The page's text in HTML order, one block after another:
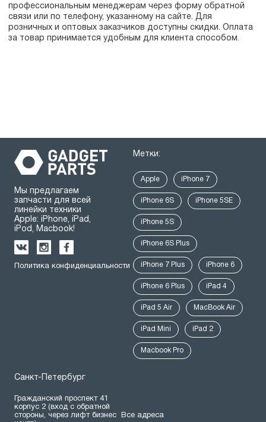
профессиональным менеджерам через форму обратной
связи или по телефону, указанному на сайте. Для
розничных и оптовых заказчиков доступны скидки. Оплата
за товар принимается удобным для клиента способом.
Мы предлагаем
запчасти для всей
линейки техники
Apple: iPhone, iPad,
iPod, Macbook!
Политика конфиденциальности
Метки:
Apple iPhone 7
iPhone 6S iPhone 5SE
iPhone 5S
iPhone 6S Plus
iPhone 7 Plus iPhone 6
iPhone 6 Plus iPad 4
iPad 5 Air MacBook Air
iPad Mini iPad 2
Macbook Pro
Санкт-Петербург
Гражданский проспект 41
корпус 2 (вход с обратной
стороны, через лифт бизнес
Все адреса